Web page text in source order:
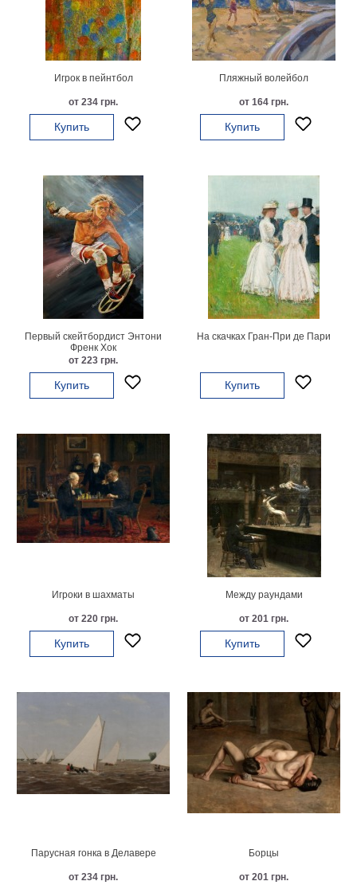
Мотивирующие
Посмотреть
Багетная
мастерская
холсте
Наши
работы
Игрок в пейнтбол
от 234 грн.
Купить
Пляжный волейбол
от 164 грн.
Купить
Первый скейтбордист Энтони
Френк Хок
от 223 грн.
Купить
На скачках Гран-При де Пари
Купить
Игроки в шахматы
от 220 грн.
Купить
Между раундами
от 201 грн.
Купить
Парусная гонка в Делавере
от 234 грн.
Борцы
от 201 грн.